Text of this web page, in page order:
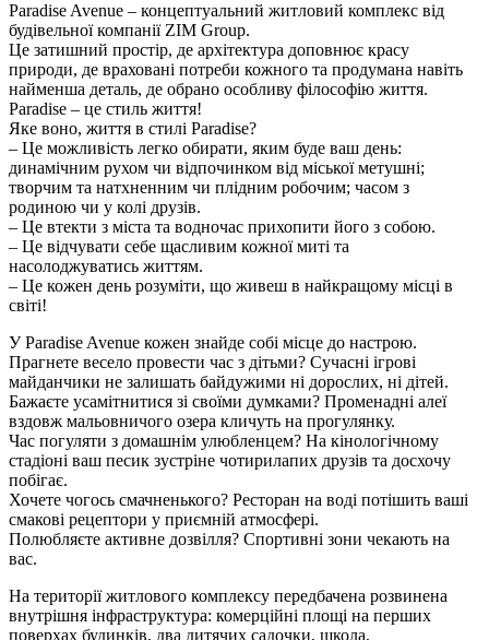
Paradise Avenue – концептуальний житловий комплекс від
будівельної компанії ZIM Group.
Це затишний простір, де архітектура доповнює красу
природи, де враховані потреби кожного та продумана навіть
найменша деталь, де обрано особливу філософію життя.
Paradise – це стиль життя!
Яке воно, життя в стилі Paradise?
– Це можливість легко обирати, яким буде ваш день:
динамічним рухом чи відпочинком від міської метушні;
творчим та натхненним чи плідним робочим; часом з
родиною чи у колі друзів.
– Це втекти з міста та водночас прихопити його з собою.
– Це відчувати себе щасливим кожної миті та
насолоджуватись життям.
– Це кожен день розуміти, що живеш в найкращому місці в
світі!
У Paradise Avenue кожен знайде собі місце до настрою.
Прагнете весело провести час з дітьми? Сучасні ігрові
майданчики не залишать байдужими ні дорослих, ні дітей.
Бажаєте усамітнитися зі своїми думками? Променадні алеї
вздовж мальовничого озера кличуть на прогулянку.
Час погуляти з домашнім улюбленцем? На кінологічному
стадіоні ваш песик зустріне чотирилапих друзів та досхочу
побігає.
Хочете чогось смачненького? Ресторан на воді потішить ваші
смакові рецептори у приємній атмосфері.
Полюбляєте активне дозвілля? Спортивні зони чекають на
вас.
На території житлового комплексу передбачена розвинена
внутрішня інфраструктура: комерційні площі на перших
поверхах будинків, два дитячих садочки, школа,